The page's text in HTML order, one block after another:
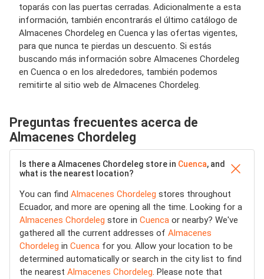
toparás con las puertas cerradas. Adicionalmente a esta
información, también encontrarás el último catálogo de
Almacenes Chordeleg en Cuenca y las ofertas vigentes,
para que nunca te pierdas un descuento. Si estás
buscando más información sobre Almacenes Chordeleg
en Cuenca o en los alrededores, también podemos
remitirte al sitio web de Almacenes Chordeleg.
Preguntas frecuentes acerca de
Almacenes Chordeleg
Is there a Almacenes Chordeleg store in Cuenca, and
what is the nearest location?
You can find Almacenes Chordeleg stores throughout
Ecuador, and more are opening all the time. Looking for a
Almacenes Chordeleg store in Cuenca or nearby? We've
gathered all the current addresses of Almacenes
Chordeleg in Cuenca for you. Allow your location to be
determined automatically or search in the city list to find
the nearest Almacenes Chordeleg. Please note that